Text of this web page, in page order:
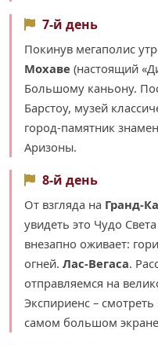
7-й день
Покинув мегаполис
Мохаве (настоящий
Большому каньону.
Барстоу, музей
город-памятник
Аризоны.
8-й день
От взгляда на Гранд-
увидеть это Чудо
внезапно оживает:
огней. Лас-Вегаса.
отправляемся на
Экспириенс –
самом большом